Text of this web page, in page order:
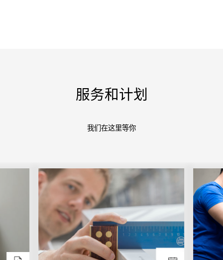
服务和计划
我们在这里等你